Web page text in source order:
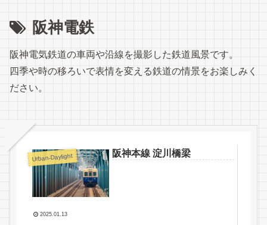
阪神電鉄
阪神電気鉄道の車両や沿線を撮影した鉄道風景です。
四季や時の移ろいで表情を変える鉄道の情景をお楽しみく
ださい。
Urban-Daylight 阪神本線 淀川橋梁
2025.01.13